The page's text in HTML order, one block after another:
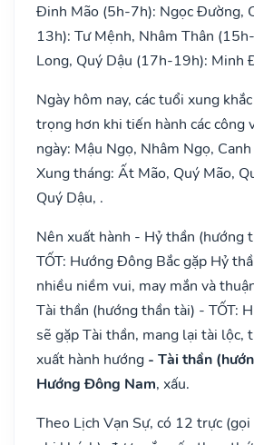
Đinh Mão (5h-7h): Ngọc Đường,
13h): Tư Mệnh, Nhâm Thân
Long, Quý Dậu (17h-19h): Minh
Ngày hôm nay, các tuổi xung
trọng hơn khi tiến hành các công
ngày: Mậu Ngọ, Nhâm Ngọ,
Xung tháng: Ất Mão, Quý Mão,
Quý Dậu, .
Nên xuất hành - Hỷ thần (hướng
TỐT: Hướng Đông Bắc gặp Hỷ
nhiều niềm vui, may mắn và
Tài thần (hướng thần tài) - TỐT:
sẽ gặp Tài thần, mang lại tài lộc,
xuất hành hướng - Tài thần
Hướng Đông Nam, xấu.
Theo Lịch Vạn Sự, có 12 trực